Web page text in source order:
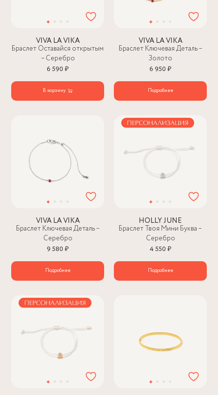
VIVA LA VIKA
Браслет Оставайся открытым
– Серебро
6 590 ₽
В корзину
VIVA LA VIKA
Браслет Ключевая Деталь –
Золото
6 950 ₽
Подробнее
VIVA LA VIKA
Браслет Ключевая Деталь –
Серебро
9 580 ₽
Подробнее
HOLLY JUNE
Браслет Твоя Мини Буква –
Серебро
4 550 ₽
Подробнее